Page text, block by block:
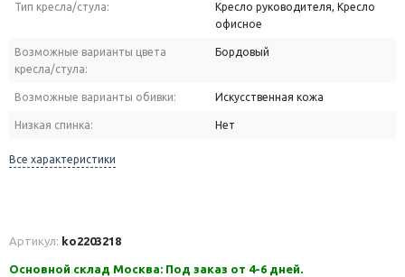
Тип кресла/стула:
Кресло руководителя, Кресло
офисное
Возможные варианты цвета
кресла/стула:
Бордовый
Возможные варианты обивки: Искусственная кожа
Низкая спинка: Нет
Все характеристики
Артикул: ko2203218
Основной склад Москва: Под заказ от 4-6 дней.